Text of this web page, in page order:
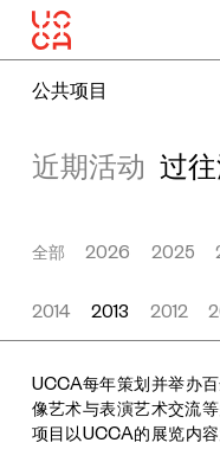
公共项目
近期活动 过
全部 2026 2025
2014 2013 2012
UCCA每年策划并举办
像艺术与表演艺术交流
项目以UCCA的展览内